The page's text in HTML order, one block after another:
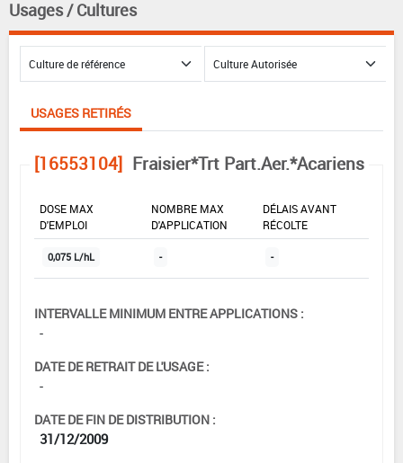
Usages / Cultures
USAGES RETIRÉS
[16553104] Fraisier*Trt Part.Aer.*Acariens
DOSE MAX
D'EMPLOI
NOMBRE MAX
D'APPLICATION
DÉLAIS AVANT
RÉCOLTE
0,075 L/hL - -
INTERVALLE MINIMUM ENTRE APPLICATIONS :
-
DATE DE RETRAIT DE L'USAGE :
-
DATE DE FIN DE DISTRIBUTION :
31/12/2009